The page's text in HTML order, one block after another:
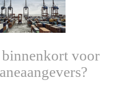
voor